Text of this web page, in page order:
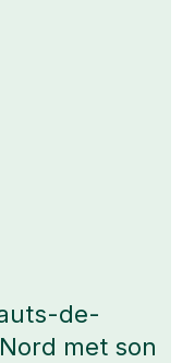
de-
met son